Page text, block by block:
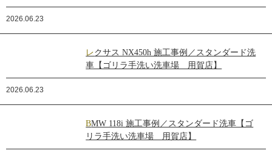
2026.06.23
レクサス NX450h 施工事例／スタンダード洗
車【ゴリラ手洗い洗車場 用賀店】
2026.06.23
BMW 118i 施工事例／スタンダード洗車【ゴ
リラ手洗い洗車場 用賀店】